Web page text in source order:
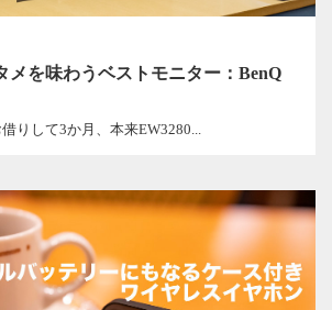
メを味わうベストモニター：BenQ
りして3か月、本来EW3280...